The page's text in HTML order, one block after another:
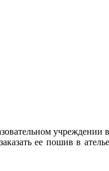
учреждении
ее пошив в